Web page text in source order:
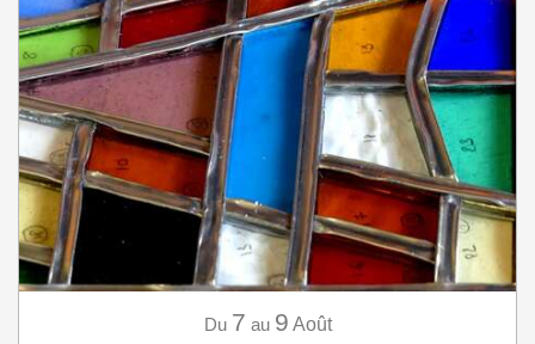
Du 7 au 9 Août